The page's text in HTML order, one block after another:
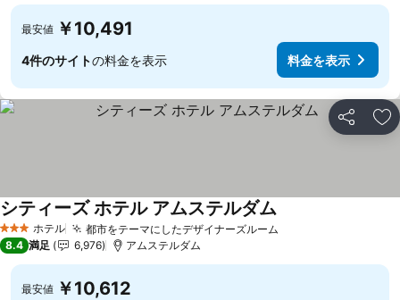
最安値 ￥10,491
4件のサイトの料金を表示 料金を表示
シェア お
3 ホテルのランク
ホテル 都市をテーマにしたデザイナーズルーム
シティーズ ホテル アムステルダム
8.4 満足 6,976 アムステルダム
最安値 ￥10,612